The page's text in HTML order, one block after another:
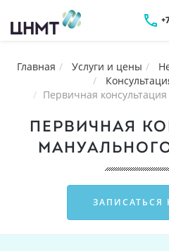
Главная Услуги и цены
Первичная
ПЕРВИЧНАЯ
ЗАПИСАТЬСЯ